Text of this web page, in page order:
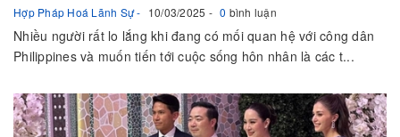
Hợp Pháp Hoá Lãnh Sự 10/03/2025 0 bình luận
Nhiều người rất lo lắng khi đang có mối quan hệ với công dân
Philippines và muốn tiến tới cuộc sống hôn nhân là các t...